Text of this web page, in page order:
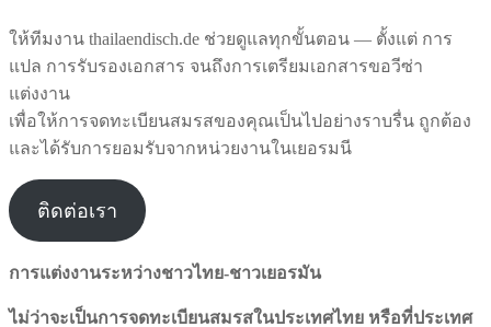
ให้ทีมงาน thailaendisch.de ช่วยดูแลทุกขั้นตอน — ตั้งแต่ การ
แปล การรับรองเอกสาร จนถึงการเตรียมเอกสารขอวีซ่า
แต่งงาน
เพื่อให้การจดทะเบียนสมรสของคุณเป็นไปอย่างราบรื่น ถูกต้อง
และได้รับการยอมรับจากหน่วยงานในเยอรมนี
ติดต่อเรา
การแต่งงานระหว่างชาวไทย-ชาวเยอรมัน
ไม่ว่าจะเป็นการจดทะเบียนสมรสในประเทศไทย หรือที่ประเทศ